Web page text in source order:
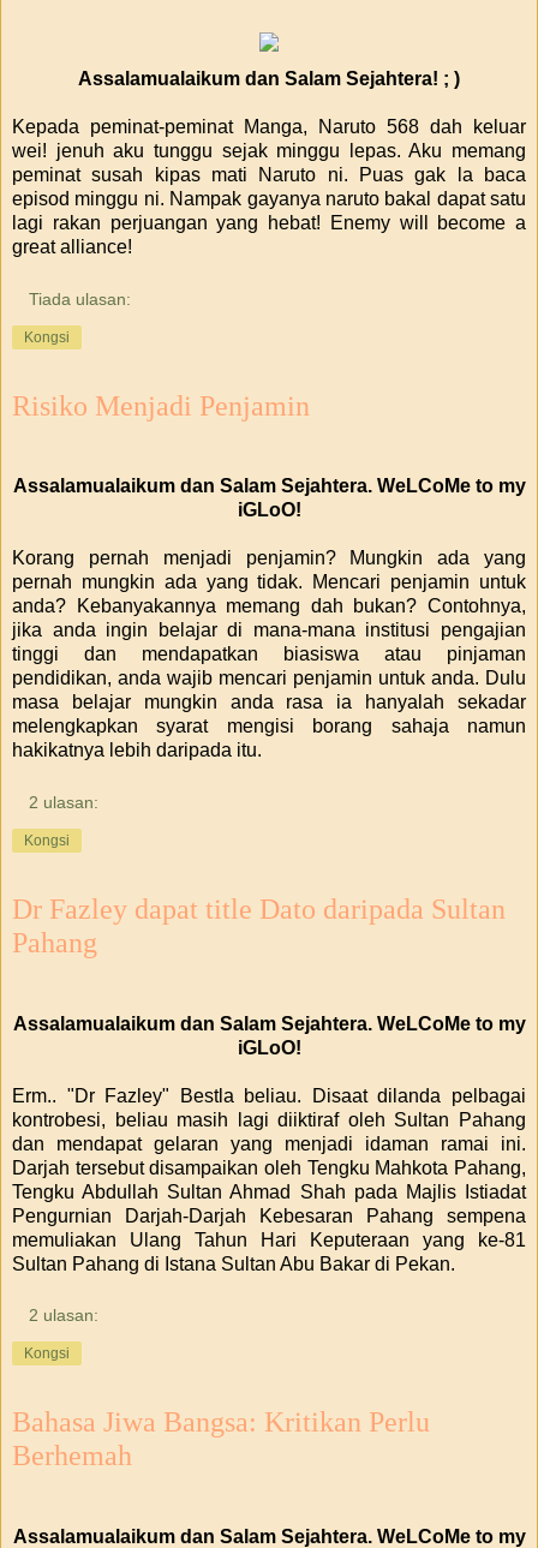
Assalamualaikum dan Salam Sejahtera! ; )
Kepada peminat-peminat Manga, Naruto 568 dah keluar
wei! jenuh aku tunggu sejak minggu lepas. Aku memang
peminat susah kipas mati Naruto ni. Puas gak la baca
episod minggu ni. Nampak gayanya naruto bakal dapat satu
lagi rakan perjuangan yang hebat! Enemy will become a
great alliance!
Tiada ulasan:
Kongsi
Risiko Menjadi Penjamin
Assalamualaikum dan Salam Sejahtera. WeLCoMe to my
iGLoO!
Korang pernah menjadi penjamin? Mungkin ada yang
pernah mungkin ada yang tidak. Mencari penjamin untuk
anda? Kebanyakannya memang dah bukan? Contohnya,
jika anda ingin belajar di mana-mana institusi pengajian
tinggi dan mendapatkan biasiswa atau pinjaman
pendidikan, anda wajib mencari penjamin untuk anda. Dulu
masa belajar mungkin anda rasa ia hanyalah sekadar
melengkapkan syarat mengisi borang sahaja namun
hakikatnya lebih daripada itu.
2 ulasan:
Kongsi
Dr Fazley dapat title Dato daripada Sultan
Pahang
Assalamualaikum dan Salam Sejahtera. WeLCoMe to my
iGLoO!
Erm.. "Dr Fazley" Bestla beliau. Disaat dilanda pelbagai
kontrobesi, beliau masih lagi diiktiraf oleh Sultan Pahang
dan mendapat gelaran yang menjadi idaman ramai ini.
Darjah tersebut disampaikan oleh Tengku Mahkota Pahang,
Tengku Abdullah Sultan Ahmad Shah pada Majlis Istiadat
Pengurnian Darjah-Darjah Kebesaran Pahang sempena
memuliakan Ulang Tahun Hari Keputeraan yang ke-81
Sultan Pahang di Istana Sultan Abu Bakar di Pekan.
2 ulasan:
Kongsi
Bahasa Jiwa Bangsa: Kritikan Perlu
Berhemah
Assalamualaikum dan Salam Sejahtera. WeLCoMe to my